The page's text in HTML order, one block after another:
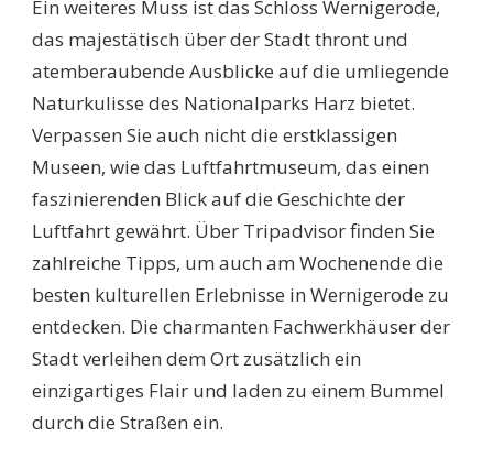
Ein weiteres Muss ist das Schloss Wernigerode,
das majestätisch über der Stadt thront und
atemberaubende Ausblicke auf die umliegende
Naturkulisse des Nationalparks Harz bietet.
Verpassen Sie auch nicht die erstklassigen
Museen, wie das Luftfahrtmuseum, das einen
faszinierenden Blick auf die Geschichte der
Luftfahrt gewährt. Über Tripadvisor finden Sie
zahlreiche Tipps, um auch am Wochenende die
besten kulturellen Erlebnisse in Wernigerode zu
entdecken. Die charmanten Fachwerkhäuser der
Stadt verleihen dem Ort zusätzlich ein
einzigartiges Flair und laden zu einem Bummel
durch die Straßen ein.